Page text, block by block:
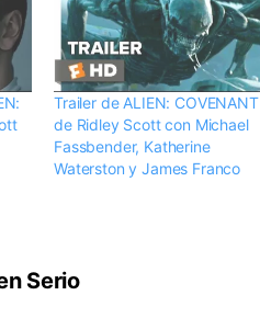
Trailer de ALIEN: COVENANT
de Ridley Scott con Michael
Fassbender, Katherine
Waterston y James Franco
Serio